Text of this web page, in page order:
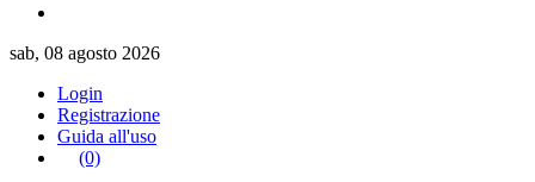
sab, 08 agosto 2026
Login
Registrazione
Guida all'uso
(0)